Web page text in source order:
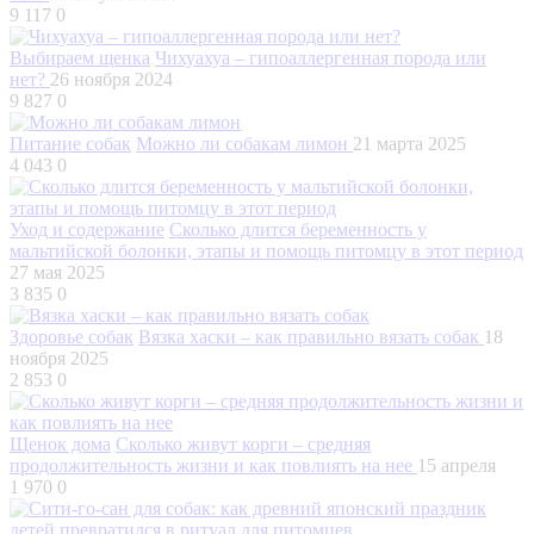
9 117 0
Выбираем щенка Чихуахуа – гипоаллергенная порода или
нет? 26 ноября 2024
9 827 0
Питание собак Можно ли собакам лимон 21 марта 2025
4 043 0
Уход и содержание Сколько длится беременность у
мальтийской болонки, этапы и помощь питомцу в этот период
27 мая 2025
3 835 0
Здоровье собак Вязка хаски – как правильно вязать собак 18
ноября 2025
2 853 0
Щенок дома Сколько живут корги – средняя
продолжительность жизни и как повлиять на нее 15 апреля
1 970 0